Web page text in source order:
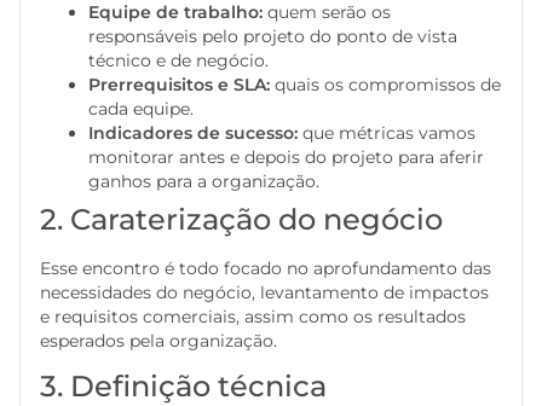
Equipe de trabalho: quem serão os
responsáveis pelo projeto do ponto de vista
técnico e de negócio.
Prerrequisitos e SLA: quais os compromissos de
cada equipe.
Indicadores de sucesso: que métricas vamos
monitorar antes e depois do projeto para aferir
ganhos para a organização.
2. Caraterização do negócio
Esse encontro é todo focado no aprofundamento das
necessidades do negócio, levantamento de impactos
e requisitos comerciais, assim como os resultados
esperados pela organização.
3. Definição técnica